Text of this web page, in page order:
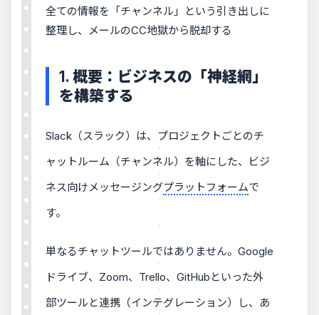
全ての情報を「チャンネル」という引き出しに
整理し、メールのCC地獄から脱却する
1. 概要：ビジネスの「神経網」
を構築する
Slack（スラック）は、プロジェクトごとのチ
ャットルーム（チャンネル）を軸にした、ビジ
ネス向けメッセージングプラットフォームで
す。
単なるチャットツールではありません。Google
ドライブ、Zoom、Trello、GitHubといった外
部ツールと連携（インテグレーション）し、あ